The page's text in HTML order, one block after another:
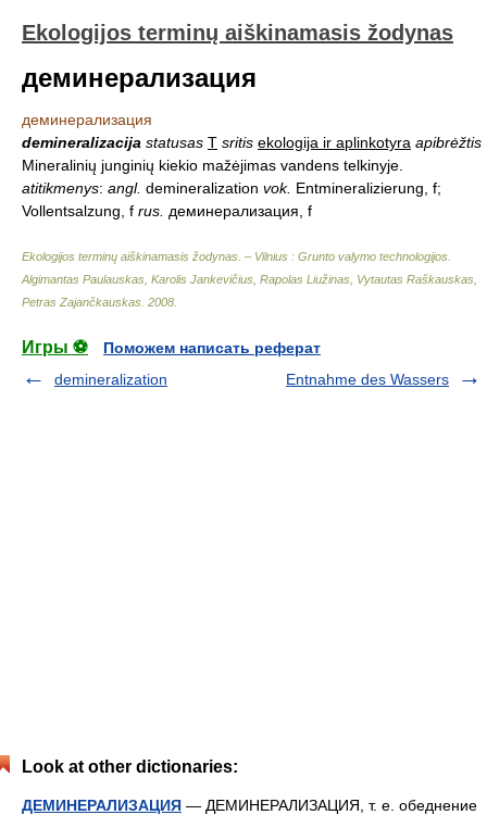
Ekologijos terminų aiškinamasis žodynas
деминерализация
деминерализация
demineralizacija statusas T sritis ekologija ir aplinkotyra apibrėžtis
Mineralinių junginių kiekio mažėjimas vandens telkinyje.
atitikmenys: angl. demineralization vok. Entmineralizierung, f;
Vollentsalzung, f rus. деминерализация, f
Ekologijos terminų aiškinamasis žodynas. – Vilnius : Grunto valymo technologijos
Algimantas Paulauskas, Karolis Jankevičius, Rapolas Liužinas, Vytautas Raškauskas,
Petras Zajančkauskas 2008
Игры ⚽
Поможем написать реферат
demineralization
Entnahme des Wassers
Look at other dictionaries:
ДЕМИНЕРАЛИЗАЦИЯ — ДЕМИНЕРАЛИЗАЦИЯ, т. е. обеднение